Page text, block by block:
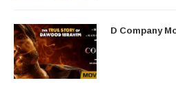
D Company